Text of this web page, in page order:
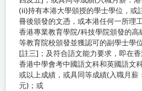
(ii)持有本港大學頒授的學士學位，或
冊後頒發的文憑，或本港任何一所理
香港專業教育學院/科技學院頒發的高
等教育院校頒發並獲認可的副學士學
[註三]；及符合語文能力要求，即在
香港中學會考中國語文科和英國語文
或以上成績，或具同等成績(入職月薪
元)；或